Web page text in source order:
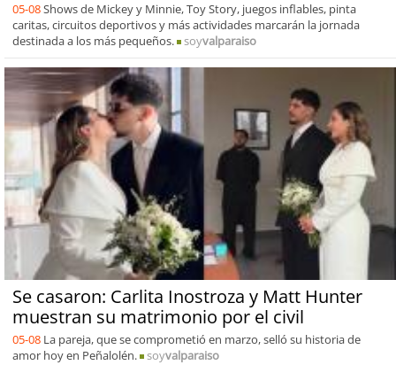
05-08Shows de Mickey y Minnie, Toy Story, juegos inflables, pinta
caritas, circuitos deportivos y más actividades marcarán la jornada
destinada a los más pequeños.
soyvalparaiso
Se casaron: Carlita Inostroza y Matt Hunter
muestran su matrimonio por el civil
05-08 La pareja, que se comprometió en marzo, selló su historia de
amor hoy en Peñalolén.
soyvalparaiso